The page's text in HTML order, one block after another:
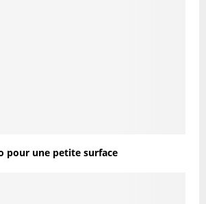
pour une petite surface